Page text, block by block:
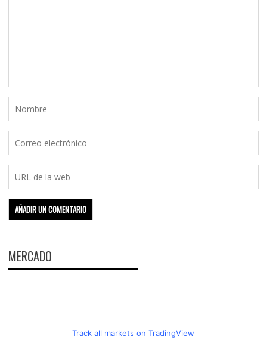
MERCADO
Track all markets on TradingView